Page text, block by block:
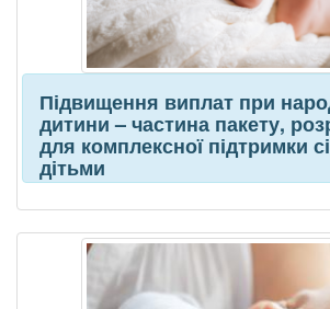
Підвищення виплат при
дитини – частина пакету,
для комплексної підтримки
дітьми